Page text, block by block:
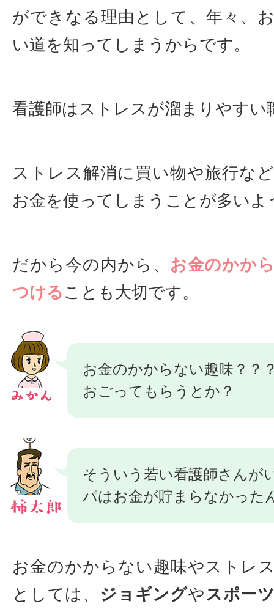
ができなる理由として、年々、
い道を知ってしまうからです。
看護師はストレスが溜まりやすい
ストレス解消に買い物や旅行な
お金を使ってしまうことが多いよ
だから今の内から、 お金のかか
つける ことも大切です。
お金のかからない趣味？？
おごってもらうとか？
そういう若い看護師さんが
パはお金が貯まらなかった
お金のかからない趣味やストレ
としては、 ジョギングやスポー